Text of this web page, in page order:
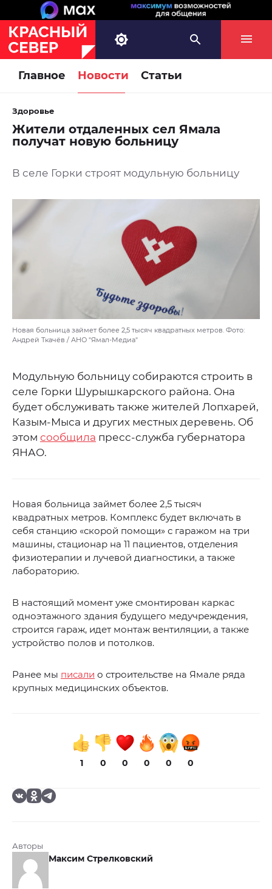
Главное Новости Статьи
Здоровье
Жители отдаленных сел Ямала
получат новую больницу
В селе Горки строят модульную больницу
Новая больница займет более 2,5 тысяч квадратных метров. Фото:
Андрей Ткачёв / АНО "Ямал-Медиа"
Модульную больницу собираются строить в
селе Горки Шурышкарского района. Она
будет обслуживать также жителей Лопхарей,
Казым-Мыса и других местных деревень. Об
этом сообщила пресс-служба губернатора
ЯНАО.
Новая больница займет более 2,5 тысяч
квадратных метров. Комплекс будет включать в
себя станцию «скорой помощи» с гаражом на три
машины, стационар на 11 пациентов, отделения
физиотерапии и лучевой диагностики, а также
лабораторию.
В настоящий момент уже смонтирован каркас
одноэтажного здания будущего медучреждения,
строится гараж, идет монтаж вентиляции, а также
устройство полов и потолков.
Ранее мы писали о строительстве на Ямале ряда
крупных медицинских объектов.
1 0 0 0 0 0
Авторы
Максим Стрелковский